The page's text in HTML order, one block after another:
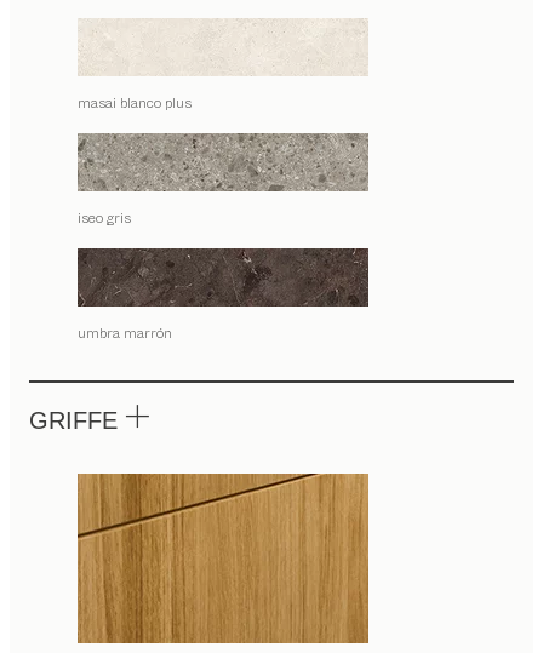
masai blanco plus
iseo gris
umbra marrón
GRIFFE